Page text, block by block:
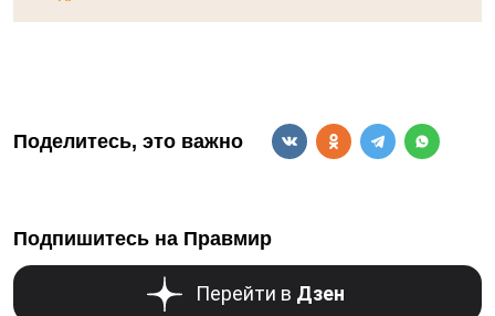
Поделитесь, это важно
Подпишитесь на Правмир
Перейти в Дзен